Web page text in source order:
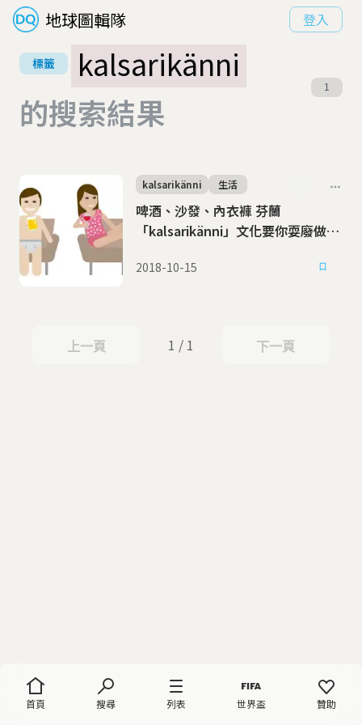
地球圖輯隊 登入
首頁 搜尋 列表 世界盃 贊助
標籤
kalsarikänni
的搜索結果
1
啤酒、沙發、內衣褲 芬蘭
「kalsarikänni」文化要你耍廢做自
kalsarikänni 生活
2018-10-15
上一頁
上一頁 1 / 1 下一頁
下一頁